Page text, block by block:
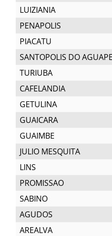
LUIZIANIA
PENAPOLIS
PIACATU
SANTOPOLIS DO
TURIUBA
CAFELANDIA
GETULINA
GUAICARA
GUAIMBE
JULIO MESQUITA
LINS
PROMISSAO
SABINO
AGUDOS
AREALVA